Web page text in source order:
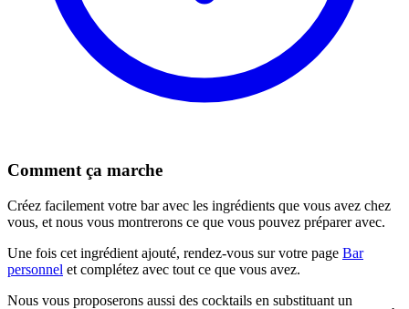
Comment ça marche
Créez facilement votre bar avec les ingrédients que vous avez chez
vous, et nous vous montrerons ce que vous pouvez préparer avec.
Une fois cet ingrédient ajouté, rendez-vous sur votre page Bar
personnel et complétez avec tout ce que vous avez.
Nous vous proposerons aussi des cocktails en substituant un